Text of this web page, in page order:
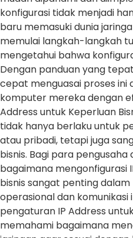
konfigurasi tidak menjadi
baru memasuki dunia
memulai langkah-langkah
mengetahui bahwa
Dengan panduan yang
cepat menguasai proses ini
komputer mereka dengan
Address untuk Keperluan
tidak hanya berlaku untuk
atau pribadi, tetapi juga
bisnis. Bagi para
bagaimana mengonfigurasi
bisnis sangat penting
operasional dan
pengaturan IP Address
memahami bagaimana